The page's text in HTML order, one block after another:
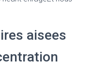
aisees